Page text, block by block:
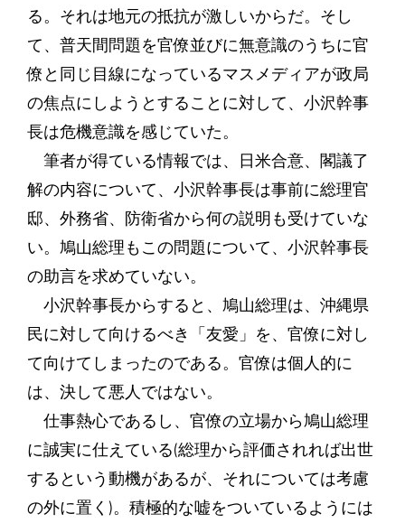
る。それは地元の抵抗が激しいからだ。そし
て、普天間問題を官僚並びに無意識のうちに官
僚と同じ目線になっているマスメディアが政局
の焦点にしようとすることに対して、小沢幹事
長は危機意識を感じていた。
筆者が得ている情報では、日米合意、閣議了
解の内容について、小沢幹事長は事前に総理官
邸、外務省、防衛省から何の説明も受けていな
い。鳩山総理もこの問題について、小沢幹事長
の助言を求めていない。
小沢幹事長からすると、鳩山総理は、沖縄県
民に対して向けるべき「友愛」を、官僚に対し
て向けてしまったのである。官僚は個人的に
は、決して悪人ではない。
仕事熱心であるし、官僚の立場から鳩山総理
に誠実に仕えている(総理から評価されれば出世
するという動機があるが、それについては考慮
の外に置く)。積極的な嘘をついているようには